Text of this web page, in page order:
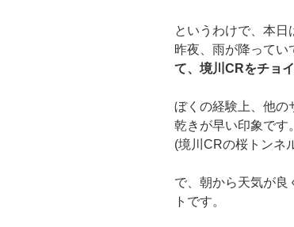
というわけで、本日
昨夜、雨が降ってい
て、境川CRをチョ
ぼくの経験上、他の
乾きが早い印象です。
(境川CRの桜トンネ
で、朝から天気が良
トです。